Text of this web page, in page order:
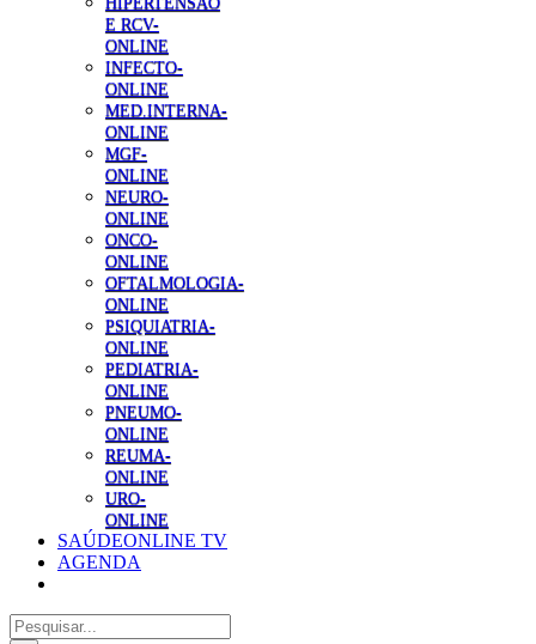
E RCV-
ONLINE
INFECTO-
ONLINE
MED.INTERNA-
ONLINE
MGF-
ONLINE
NEURO-
ONLINE
ONCO-
ONLINE
OFTALMOLOGIA-
ONLINE
PSIQUIATRIA-
ONLINE
PEDIATRIA-
ONLINE
PNEUMO-
ONLINE
REUMA-
ONLINE
URO-
ONLINE
SAÚDEONLINE TV
AGENDA
Pesquisar